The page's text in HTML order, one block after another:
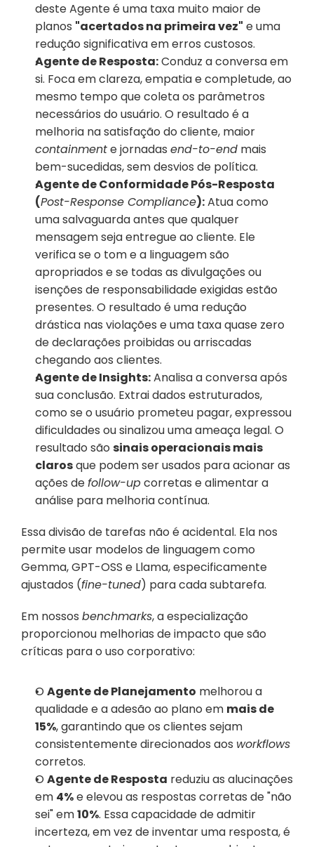
deste Agente é uma taxa muito maior de
planos "acertados na primeira vez" e uma
redução significativa em erros custosos.
Agente de Resposta: Conduz a conversa em
si. Foca em clareza, empatia e completude, ao
mesmo tempo que coleta os parâmetros
necessários do usuário. O resultado é a
melhoria na satisfação do cliente, maior
containment e jornadas end-to-end mais
bem-sucedidas, sem desvios de política.
Agente de Conformidade Pós-Resposta
(Post-Response Compliance): Atua como
uma salvaguarda antes que qualquer
mensagem seja entregue ao cliente. Ele
verifica se o tom e a linguagem são
apropriados e se todas as divulgações ou
isenções de responsabilidade exigidas estão
presentes. O resultado é uma redução
drástica nas violações e uma taxa quase zero
de declarações proibidas ou arriscadas
chegando aos clientes.
Agente de Insights: Analisa a conversa após
sua conclusão. Extrai dados estruturados,
como se o usuário prometeu pagar, expressou
dificuldades ou sinalizou uma ameaça legal. O
resultado são sinais operacionais mais
claros que podem ser usados para acionar as
ações de follow-up corretas e alimentar a
análise para melhoria contínua.
Essa divisão de tarefas não é acidental. Ela nos
permite usar modelos de linguagem como
Gemma, GPT-OSS e Llama, especificamente
ajustados (fine-tuned) para cada subtarefa.
Em nossos benchmarks, a especialização
proporcionou melhorias de impacto que são
críticas para o uso corporativo:
O Agente de Planejamento melhorou a
qualidade e a adesão ao plano em mais de
15%, garantindo que os clientes sejam
consistentemente direcionados aos workflows
corretos.
O Agente de Resposta reduziu as alucinações
em 4% e elevou as respostas corretas de "não
sei" em 10%. Essa capacidade de admitir
incerteza, em vez de inventar uma resposta, é